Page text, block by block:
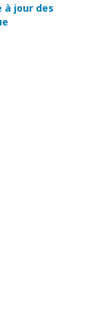
à jour des